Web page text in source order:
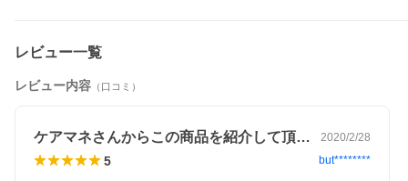
●前後のピンクライン
パッドの正しい位置がわかりやすい、目印のライン入り。
※60.5cmの大きいパッドにぴったりです。
●全面通気性シート
●男女兼用
レビュー一覧
レビュー内容 （口コミ）
ケアマネさんからこの商品を紹介して頂き… 2020/2/28
5 but********